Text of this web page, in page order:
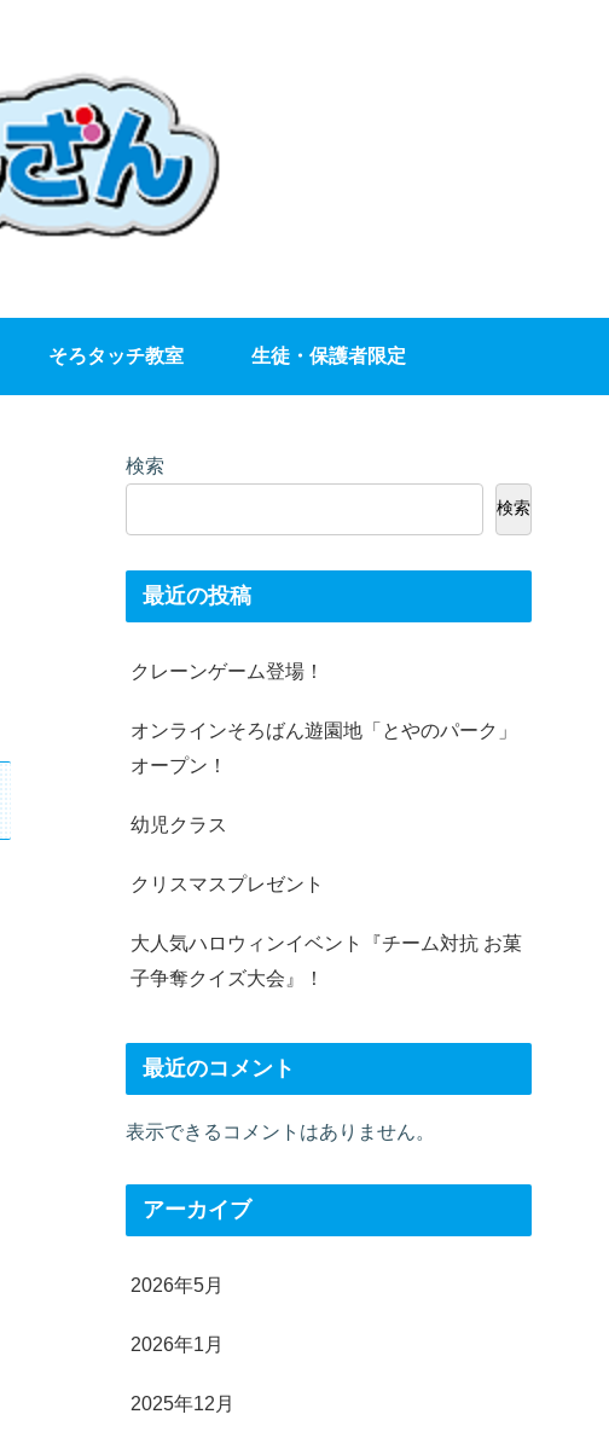
そろタッチ教室 生徒・保護者限定
検索
検索
最近の投稿
クレーンゲーム登場！
オンラインそろばん遊園地「とやのパーク」
オープン！
幼児クラス
クリスマスプレゼント
大人気ハロウィンイベント『チーム対抗 お菓
子争奪クイズ大会』！
最近のコメント
表示できるコメントはありません。
アーカイブ
2026年5月
2026年1月
2025年12月